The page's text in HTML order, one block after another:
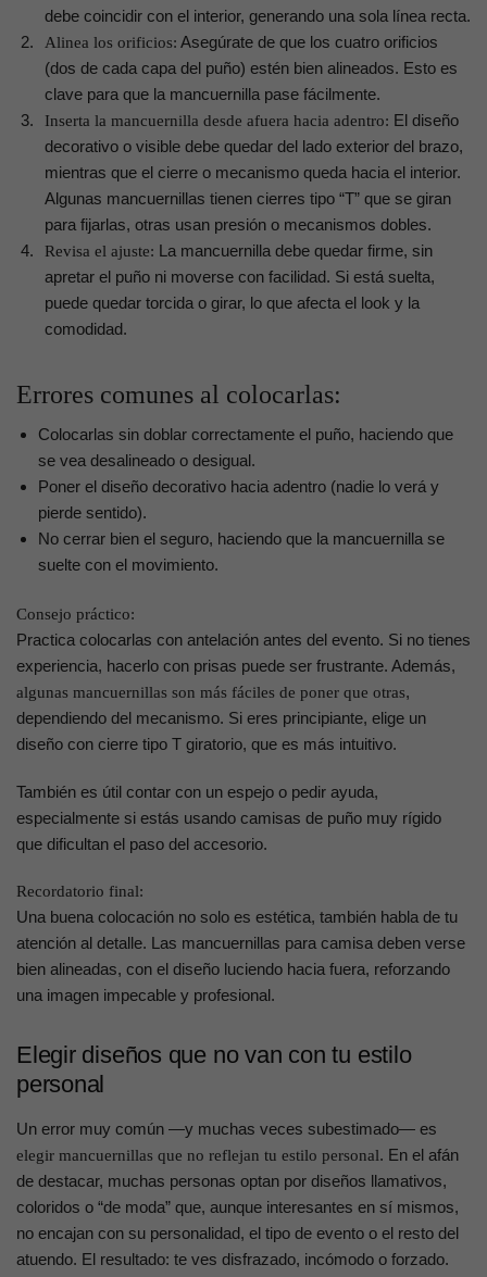
debe coincidir con el interior, generando una sola línea recta.
Alinea los orificios: Asegúrate de que los cuatro orificios
(dos de cada capa del puño) estén bien alineados. Esto es
clave para que la mancuernilla pase fácilmente.
Inserta la mancuernilla desde afuera hacia adentro: El diseño
decorativo o visible debe quedar del lado exterior del brazo,
mientras que el cierre o mecanismo queda hacia el interior.
Algunas mancuernillas tienen cierres tipo “T” que se giran
para fijarlas, otras usan presión o mecanismos dobles.
Revisa el ajuste: La mancuernilla debe quedar firme, sin
apretar el puño ni moverse con facilidad. Si está suelta,
puede quedar torcida o girar, lo que afecta el look y la
comodidad.
Errores comunes al colocarlas:
Colocarlas sin doblar correctamente el puño, haciendo que
se vea desalineado o desigual.
Poner el diseño decorativo hacia adentro (nadie lo verá y
pierde sentido).
No cerrar bien el seguro, haciendo que la mancuernilla se
suelte con el movimiento.
Consejo práctico:
Practica colocarlas con antelación antes del evento. Si no tienes
experiencia, hacerlo con prisas puede ser frustrante. Además,
algunas mancuernillas son más fáciles de poner que otras,
dependiendo del mecanismo. Si eres principiante, elige un
diseño con cierre tipo T giratorio, que es más intuitivo.
También es útil contar con un espejo o pedir ayuda,
especialmente si estás usando camisas de puño muy rígido
que dificultan el paso del accesorio.
Recordatorio final:
Una buena colocación no solo es estética, también habla de tu
atención al detalle. Las mancuernillas para camisa deben verse
bien alineadas, con el diseño luciendo hacia fuera, reforzando
una imagen impecable y profesional.
Elegir diseños que no van con tu estilo
personal
Un error muy común —y muchas veces subestimado— es
elegir mancuernillas que no reflejan tu estilo personal. En el afán
de destacar, muchas personas optan por diseños llamativos,
coloridos o “de moda” que, aunque interesantes en sí mismos,
no encajan con su personalidad, el tipo de evento o el resto del
atuendo. El resultado: te ves disfrazado, incómodo o forzado.